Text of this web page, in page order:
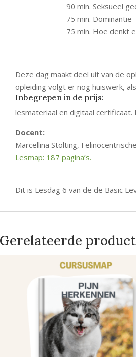
90 min. Seksueel
75 min. Dominantie
75 min. Hoe denkt
Deze dag maakt deel uit van de
opleiding volgt er nog huiswerk,
Inbegrepen in de prijs:
lesmateriaal en digitaal certificaat.
Docent:
Marcellina Stolting,
Lesmap: 187 pagina’s.
Dit is Lesdag 6 van de de Basic
Gerelateerde